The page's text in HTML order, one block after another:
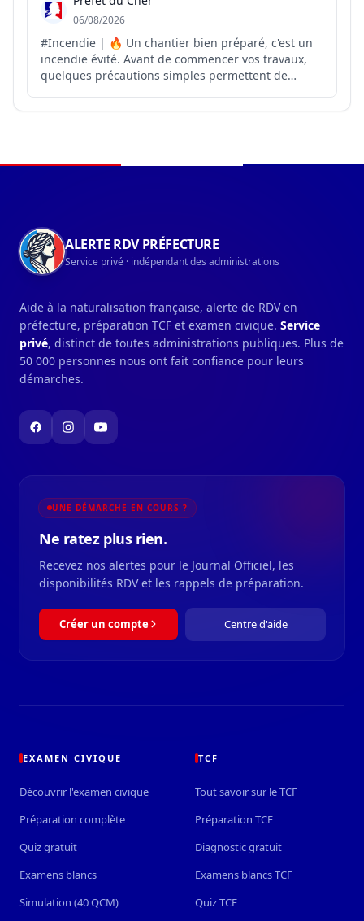
06/08/2026
#Incendie | 🔥 Un chantier bien préparé, c'est un
incendie évité. Avant de commencer vos travaux,
quelques précautions simples permettent de
feu 👇 ✔️ Éviter les travaux générant des étincelles
ALERTE RDV PRÉFECTURE
Service privé · indépendant des administrations
Aide à la naturalisation française, alerte de RDV en
préfecture, préparation TCF et examen civique. Service
privé, distinct de toutes administrations publiques. Plus de
50 000 personnes nous ont fait confiance pour leurs
démarches.
UNE DÉMARCHE EN COURS ?
Ne ratez plus rien.
Recevez nos alertes pour le Journal Officiel, les
disponibilités RDV et les rappels de préparation.
Créer un compte Centre d'aide
EXAMEN CIVIQUE
Découvrir l'examen civique
Préparation complète
Quiz gratuit
Examens blancs
Simulation (40 QCM)
TCF
Tout savoir sur le TCF
Préparation TCF
Diagnostic gratuit
Examens blancs TCF
Quiz TCF